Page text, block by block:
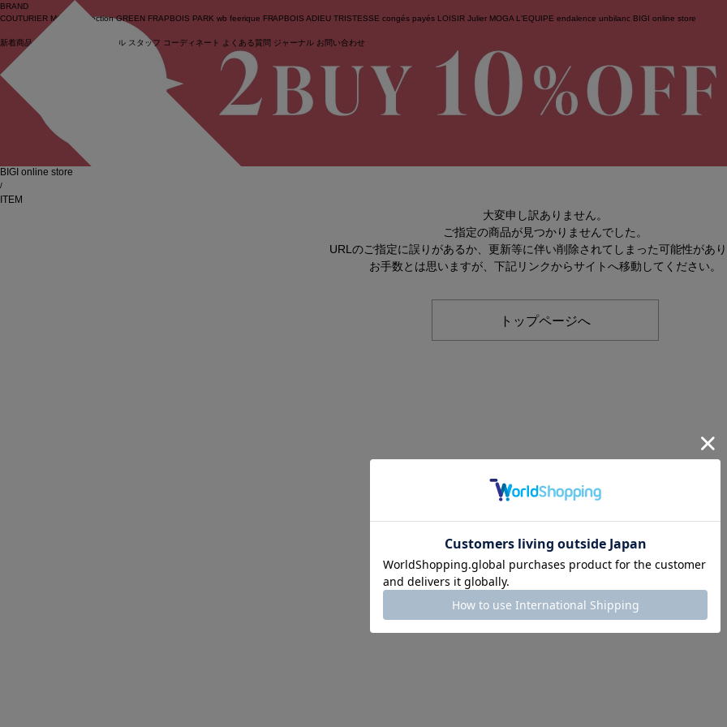
ログイン
BRAND
COUTURIER MOGA Collection GREEN FRAPBOIS PARK wb feerique FRAPBOIS ADIEU TRISTESSE congés payés LOISIR Julier MOGA L'EQUIPE endalence unbilanc BIGI online store
新着商品 (ライブ) セール スタッフ コーディネート よくある質問 ジャーナル お問い合わせ
BIGI online store
/
ITEM
大変申し訳ありません。
ご指定の商品が見つかりませんでした。
URLのご指定に誤りがあるか、更新等に伴い削除されてしまった可能性があ
お手数とは思いますが、下記リンクからサイトへ移動してください。
トップページへ